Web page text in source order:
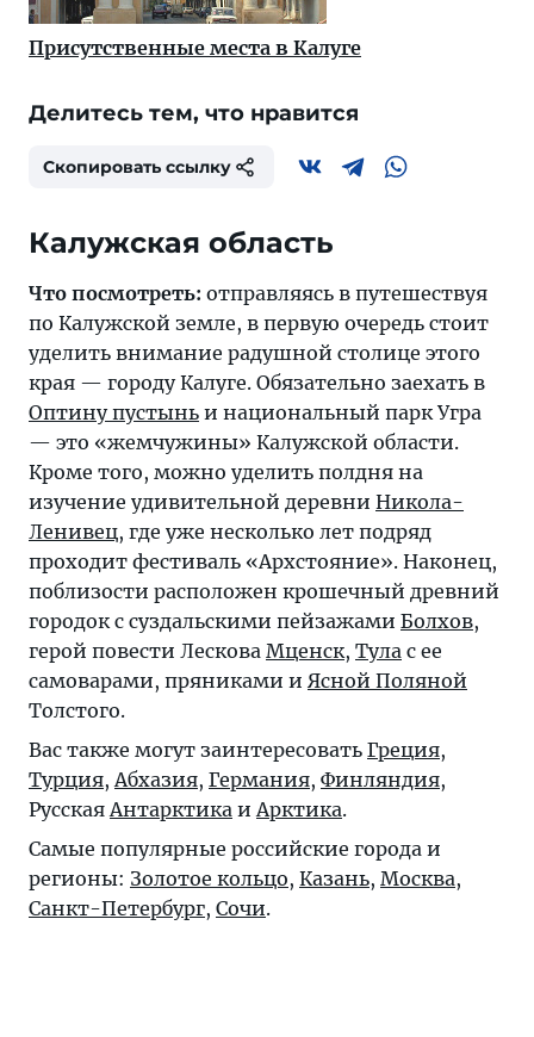
Присутственные места в Калуге
Делитесь тем, что нравится
Скопировать ссылку
Калужская область
Что посмотреть: отправляясь в путешествуя
по Калужской земле, в первую очередь стоит
уделить внимание радушной столице этого
края — городу Калуге. Обязательно заехать в
Оптину пустынь и национальный парк Угра
— это «жемчужины» Калужской области.
Кроме того, можно уделить полдня на
изучение удивительной деревни Никола-
Ленивец, где уже несколько лет подряд
проходит фестиваль «Архстояние». Наконец,
поблизости расположен крошечный древний
городок c суздальскими пейзажами Болхов,
герой повести Лескова Мценск, Тула с ее
самоварами, пряниками и Ясной Поляной
Толстого.
Вас также могут заинтересовать Греция,
Турция, Абхазия, Германия, Финляндия,
Русская Антарктика и Арктика.
Самые популярные российские города и
регионы: Золотое кольцо, Казань, Москва,
Санкт-Петербург, Сочи.